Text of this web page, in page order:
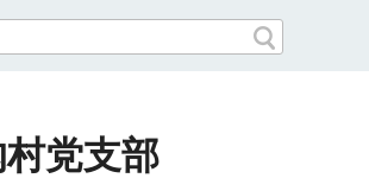
党支部